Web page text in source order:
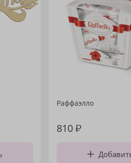
Раффаэлло
810₽